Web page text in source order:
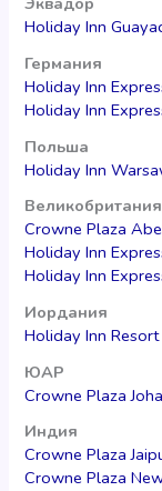
Holiday Inn
Германия
Holiday Inn
Holiday Inn
Польша
Holiday Inn
Великобритания
Crowne Plaza
Holiday Inn
Holiday Inn
Иордания
Holiday Inn
ЮАР
Crowne Plaza
Индия
Crowne Plaza
Crowne Plaza